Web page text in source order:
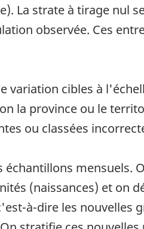
La strate à tirage nul
observée. Ces
cibles à
la province ou le
ou classées
échantillons mensuels.
(naissances) et on
à-dire les nouvelles